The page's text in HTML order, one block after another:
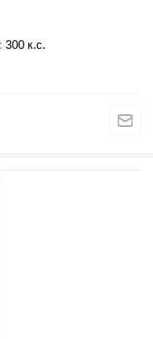
300 к.с.